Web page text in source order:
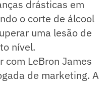
drásticas em
o corte de álcool
uma lesão de
nível.
com LeBron James
de marketing. A